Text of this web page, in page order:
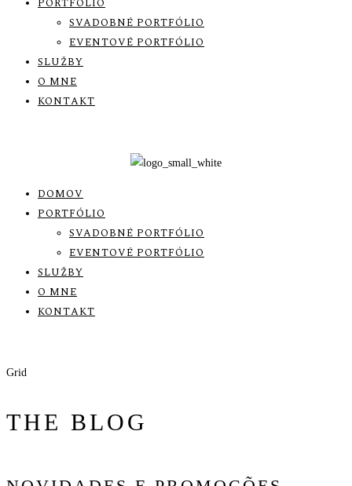
PORTFÓLIO
SVADOBNÉ PORTFÓLIO
EVENTOVÉ PORTFÓLIO
SLUŽBY
O MNE
KONTAKT
DOMOV
PORTFÓLIO
SVADOBNÉ PORTFÓLIO
EVENTOVÉ PORTFÓLIO
SLUŽBY
O MNE
KONTAKT
Grid
THE BLOG